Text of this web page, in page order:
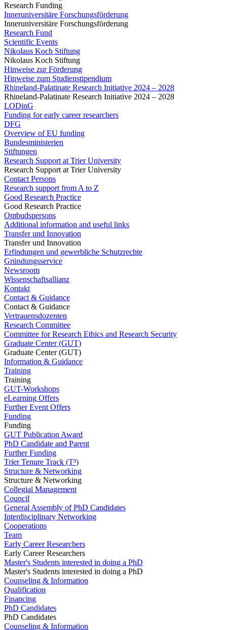
Research Funding
Inneruniversitäre Forschungsförderung
Inneruniversitäre Forschungsförderung
Research Fund
Scientific Events
Nikolaus Koch Stiftung
Nikolaus Koch Stiftung
Hinweise zur Förderung
Hinweise zum Studienstipendium
Rhineland-Palatinate Research Initiative 2024 – 2028
Rhineland-Palatinate Research Initiative 2024 – 2028
LODinG
Funding for early career researchers
DFG
Overview of EU funding
Bundesministerien
Stiftungen
Research Support at Trier University
Research Support at Trier University
Contact Persons
Research support from A to Z
Good Research Practice
Good Research Practice
Ombudspersons
Additional information and useful links
Transfer und Innovation
Transfer und Innovation
Erfindungen und gewerbliche Schutzrechte
Gründungsservice
Newsroom
Wissenschaftsallianz
Kontakt
Contact & Guidance
Contact & Guidance
Vertrauensdozenten
Research Committee
Committee for Research Ethics and Research Security
Graduate Center (GUT)
Graduate Center (GUT)
Information & Guidance
Training
Training
GUT-Workshops
eLearning Offers
Further Event Offers
Funding
Funding
GUT Publication Award
PhD Candidate and Parent
Further Funding
Trier Tenure Track (T³)
Structure & Networking
Structure & Networking
Collegial Management
Council
General Assembly of PhD Candidates
Interdisciplinary Networking
Cooperations
Team
Early Career Researchers
Early Career Researchers
Master's Students interested in doing a PhD
Master's Students interested in doing a PhD
Counseling & Information
Qualification
Financing
PhD Candidates
PhD Candidates
Counseling & Information